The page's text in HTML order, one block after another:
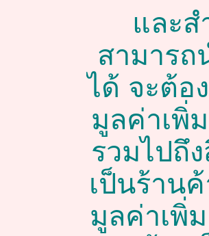
และ
สามาร
ได้ จะต้อ
มูลค่าเพิ่
รวมไปถึ
เป็นร้าน
มูลค่าเพิ่